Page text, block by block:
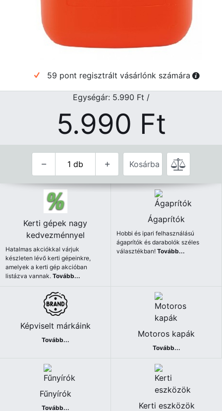
59 pont regisztrált vásárlónk számára
Egységár: 5.990 Ft /
5.990 Ft
Kosárba
Kerti gépek nagy
kedvezménnyel
Hatalmas akciókkal várjuk
készleten lévő kerti gépeinkre,
amelyek a kerti gép akcióban
listázva vannak.Tovább...
Ágaprítók
Hobbi és ipari felhasználású
ágaprítók és darabolók széles
választékban!Tovább...
Képviselt márkáink
Tovább...
Motoros kapák
Tovább...
Fűnyírók
Tovább... Kerti eszközök